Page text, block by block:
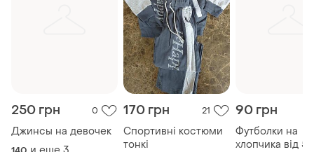
250 грн 0
Джинсы на девочек
170 грн 21
Спортивні костюми
тонкі
90 грн
Футболки на
хлопчика від 5